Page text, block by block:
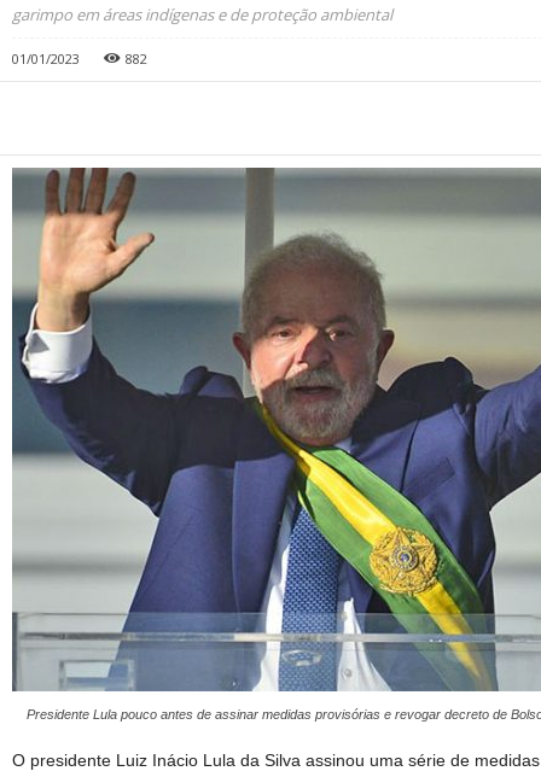
garimpo em áreas indígenas e de proteção ambiental
01/01/2023 882
Presidente Lula pouco antes de assinar medidas provisórias e revogar decreto de
O presidente Luiz Inácio Lula da Silva assinou uma série de